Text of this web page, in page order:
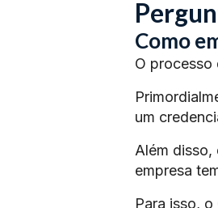
Como
O processo
um
Além disso,
empresa
Para isso,